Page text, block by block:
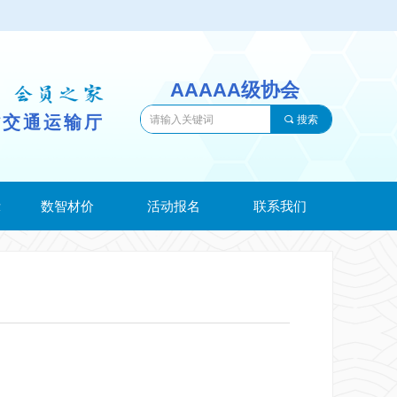
通运输厅 끠 搜索
AAAAA级协会
数智材价 活动报名 联系我们